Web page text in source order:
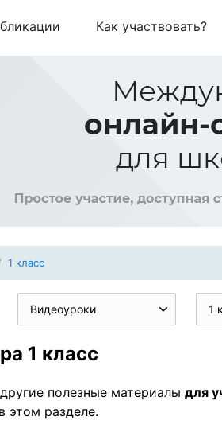
Как участвовать?
1 класс
Видеоуроки 1
1 класс
полезные материалы для
этом разделе.